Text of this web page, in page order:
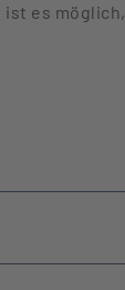
ist es möglich,